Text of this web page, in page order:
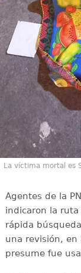
La víctima mortal es
Agentes de la
indicaron la
rápida
una revisión,
presume fue